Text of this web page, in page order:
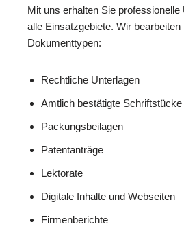
Mit uns erhalten Sie
alle Einsatzgebiete. Wir bearbeiten
Dokumenttypen:
Rechtliche Unterlagen
Amtlich bestätigte Schriftstücke
Packungsbeilagen
Patentanträge
Lektorate
Digitale Inhalte und Webseiten
Firmenberichte